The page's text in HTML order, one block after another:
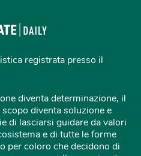
registrata presso il
diventa determinazione, il
diventa soluzione e
di lasciarsi guidare da valori
e di tutte le forme
per coloro che decidono di